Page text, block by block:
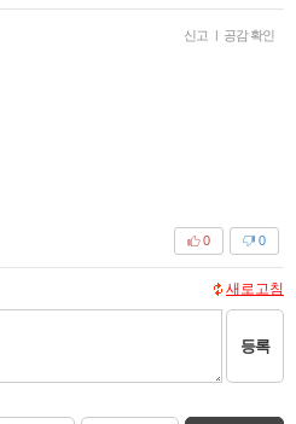
신고 | 공감 확인
0
0
새로고침
등록